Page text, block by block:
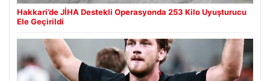
Hakkari’de JİHA Destekli Operasyonda 253 Kilo Uyuşturucu
Ele Geçirildi